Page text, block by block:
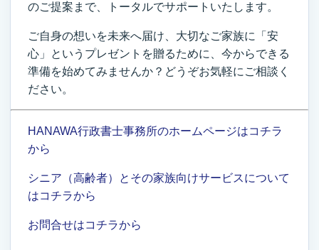
のご提案まで、トータルでサポートいたします。
ご自身の想いを未来へ届け、大切なご家族に「安
心」というプレゼントを贈るために、今からできる
準備を始めてみませんか？どうぞお気軽にご相談く
ださい。
HANAWA行政書士事務所のホームページはコチラ
から
シニア（高齢者）とその家族向けサービスについて
はコチラから
お問合せはコチラから